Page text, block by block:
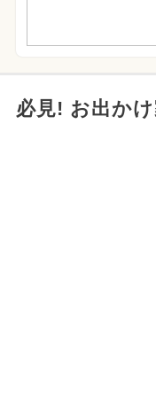
必見! お出か